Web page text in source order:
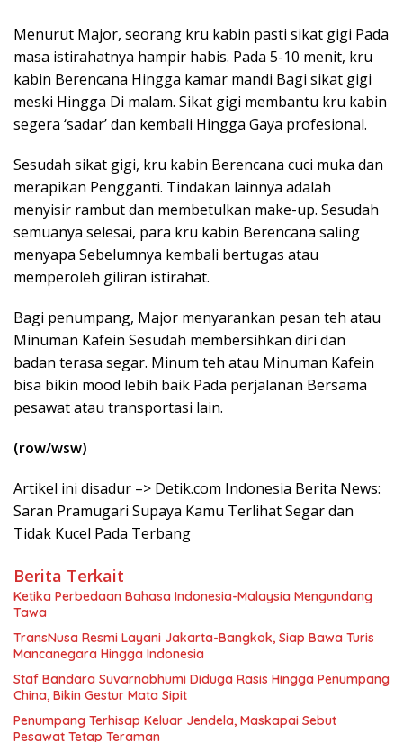
Menurut Major, seorang kru kabin pasti sikat gigi Pada
masa istirahatnya hampir habis. Pada 5-10 menit, kru
kabin Berencana Hingga kamar mandi Bagi sikat gigi
meski Hingga Di malam. Sikat gigi membantu kru kabin
segera ‘sadar’ dan kembali Hingga Gaya profesional.
Sesudah sikat gigi, kru kabin Berencana cuci muka dan
merapikan Pengganti. Tindakan lainnya adalah
menyisir rambut dan membetulkan make-up. Sesudah
semuanya selesai, para kru kabin Berencana saling
menyapa Sebelumnya kembali bertugas atau
memperoleh giliran istirahat.
Bagi penumpang, Major menyarankan pesan teh atau
Minuman Kafein Sesudah membersihkan diri dan
badan terasa segar. Minum teh atau Minuman Kafein
bisa bikin mood lebih baik Pada perjalanan Bersama
pesawat atau transportasi lain.
(row/wsw)
Artikel ini disadur –> Detik.com Indonesia Berita News:
Saran Pramugari Supaya Kamu Terlihat Segar dan
Tidak Kucel Pada Terbang
Berita Terkait
Ketika Perbedaan Bahasa Indonesia-Malaysia Mengundang
Tawa
TransNusa Resmi Layani Jakarta-Bangkok, Siap Bawa Turis
Mancanegara Hingga Indonesia
Staf Bandara Suvarnabhumi Diduga Rasis Hingga Penumpang
China, Bikin Gestur Mata Sipit
Penumpang Terhisap Keluar Jendela, Maskapai Sebut
Pesawat Tetap Teraman